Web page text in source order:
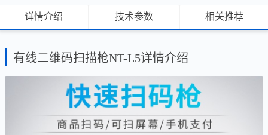
详情介绍 技术参数 相关推荐
有线二维码扫描枪NT-L5详情介绍